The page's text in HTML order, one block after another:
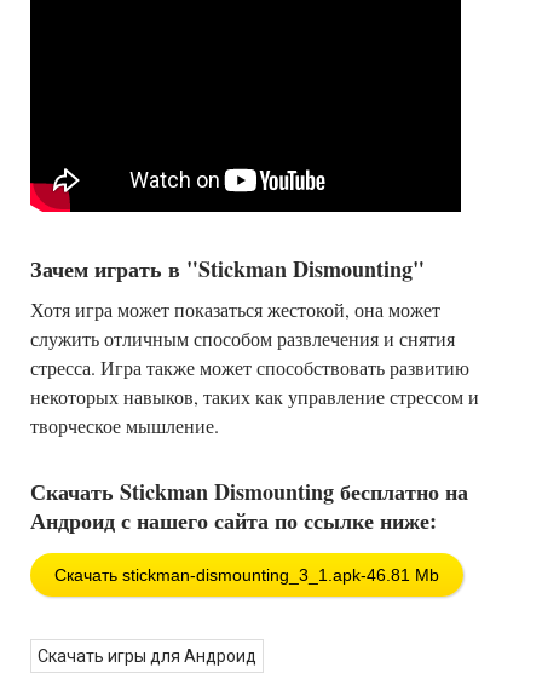
Зачем играть в "Stickman Dismounting"
Хотя игра может показаться жестокой, она может
служить отличным способом развлечения и снятия
стресса. Игра также может способствовать развитию
некоторых навыков, таких как управление стрессом и
творческое мышление.
Скачать Stickman Dismounting бесплатно на
Андроид с нашего сайта по ссылке ниже:
Скачать stickman-dismounting_3_1.apk-46.81 Mb
Скачать игры для Андроид